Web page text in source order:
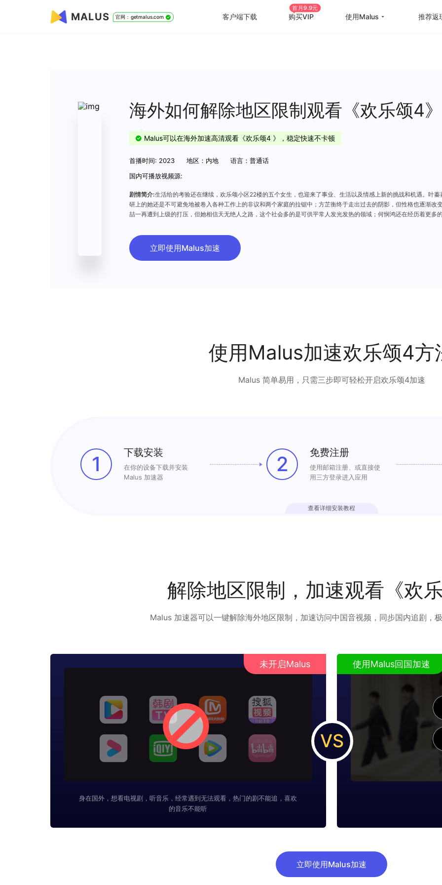
MALUS 官网：getmalus.com 客户端下载 购买VIP
首月9.9元
使用Malus
高级定制 海外
推荐返
海外如何解除地区限制观看《欢乐颂4》
Malus可以在海外加速高清观看《欢乐颂4 》，稳定快速不卡顿
首播时间: 2023 地区：内地
语言：普通话
国内可播放视频源:
剧情简介:生活给的考验还在继续，欢乐颂小区22楼的五个女生，也迎来了事业、生活以及情感上新的挑战和机遇。叶
研上的她还是不可避免地被卷入各种工作上的非议和两个家庭的拉锯中；方芷衡终于走出过去的阴影，但性格也逐渐改
喆一再遭到上级的打压，但她相信天无绝人之路，这个社会多的是可供平常人发光发热的领域；何悯鸿还在经历着更多
助，真诚交换意见，携手面对生活里的大小困难，各自收获成长与蜕变。
立即使用Malus加速
使用Malus加速欢乐颂4方
Malus 简单易用，只需三步即可轻松开启欢乐颂4加速
1 下载安装
在你的设备下载并安装
Malus 加速器
2 免费注册
使用邮箱注册、或直接使
用三方登录进入应用
查看详细安装教程
解除地区限制，加速观看《欢乐
Malus 加速器可以一键解除海外地区限制，加速访问中国音视频，同步国内追剧，
未开启Malus
身在国外，想看电视剧，听音乐，经常遇到无法观看，热门的剧不能追，喜欢
的音乐不能听
VS
使用Malus回国加速
立即使用Malus加速